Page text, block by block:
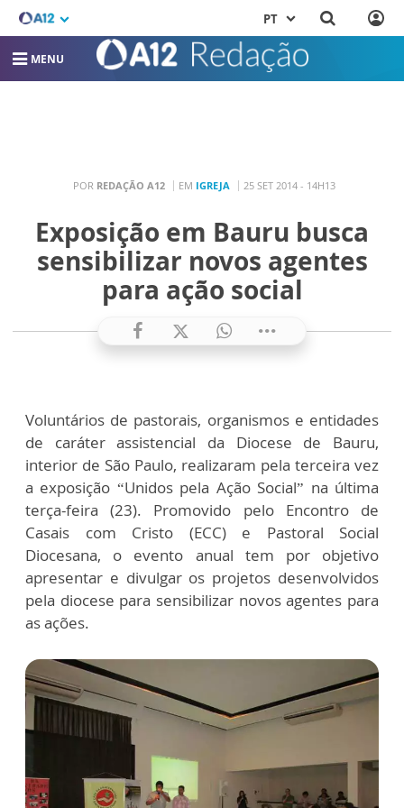
PT
MENU
POR REDAÇÃO A12 EM IGREJA 25 SET 2014 - 14H13
Exposição em Bauru busca
sensibilizar novos agentes
para ação social
Voluntários de pastorais, organismos e entidades
de caráter assistencial da Diocese de Bauru,
interior de São Paulo, realizaram pela terceira vez
a exposição “Unidos pela Ação Social” na última
terça-feira (23). Promovido pelo Encontro de
Casais com Cristo (ECC) e Pastoral Social
Diocesana, o evento anual tem por objetivo
apresentar e divulgar os projetos desenvolvidos
pela diocese para sensibilizar novos agentes para
as ações.